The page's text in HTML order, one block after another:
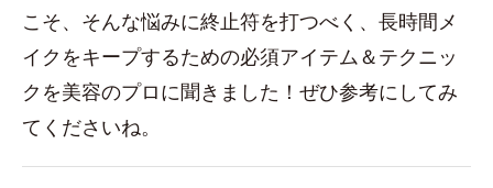
こそ、そんな悩みに終止符を打つべく、長時間メ
イクをキープするための必須アイテム＆テクニッ
クを美容のプロに聞きました！ぜひ参考にしてみ
てくださいね。